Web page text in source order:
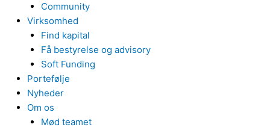
Community
Virksomhed
Find kapital
Få bestyrelse og advisory
Soft Funding
Portefølje
Nyheder
Om os
Mød teamet